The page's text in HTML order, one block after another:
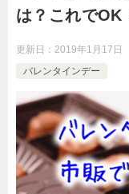
は？これでOK
更新日： 2019年1月17日
バレンタインデー